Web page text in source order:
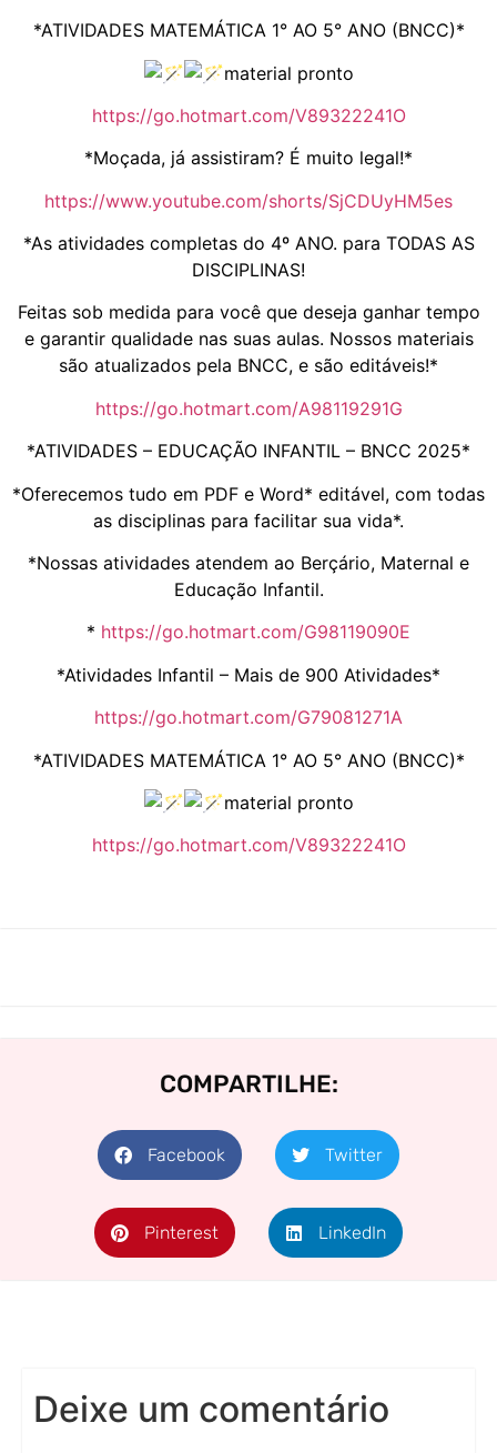
*ATIVIDADES MATEMÁTICA 1° AO 5° ANO (BNCC)*
material pronto
https://go.hotmart.com/V89322241O
*Moçada, já assistiram? É muito legal!*
https://www.youtube.com/shorts/SjCDUyHM5es
*As atividades completas do 4º ANO. para TODAS AS
DISCIPLINAS!
Feitas sob medida para você que deseja ganhar tempo
e garantir qualidade nas suas aulas. Nossos materiais
são atualizados pela BNCC, e são editáveis!*
https://go.hotmart.com/A98119291G
*ATIVIDADES – EDUCAÇÃO INFANTIL – BNCC 2025*
*Oferecemos tudo em PDF e Word* editável, com todas
as disciplinas para facilitar sua vida*.
*Nossas atividades atendem ao Berçário, Maternal e
Educação Infantil.
* https://go.hotmart.com/G98119090E
*Atividades Infantil – Mais de 900 Atividades*
https://go.hotmart.com/G79081271A
*ATIVIDADES MATEMÁTICA 1° AO 5° ANO (BNCC)*
material pronto
https://go.hotmart.com/V89322241O
COMPARTILHE:
Facebook Twitter
Pinterest LinkedIn
Deixe um comentário